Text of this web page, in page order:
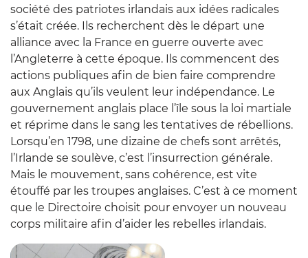
société des patriotes irlandais aux idées radicales
s’était créée. Ils recherchent dès le départ une
alliance avec la France en guerre ouverte avec
l’Angleterre à cette époque. Ils commencent des
actions publiques afin de bien faire comprendre
aux Anglais qu’ils veulent leur indépendance. Le
gouvernement anglais place l’île sous la loi martiale
et réprime dans le sang les tentatives de rébellions.
Lorsqu’en 1798, une dizaine de chefs sont arrêtés,
l’Irlande se soulève, c’est l’insurrection générale.
Mais le mouvement, sans cohérence, est vite
étouffé par les troupes anglaises. C’est à ce moment
que le Directoire choisit pour envoyer un nouveau
corps militaire afin d’aider les rebelles irlandais.
Zoom sur l'image